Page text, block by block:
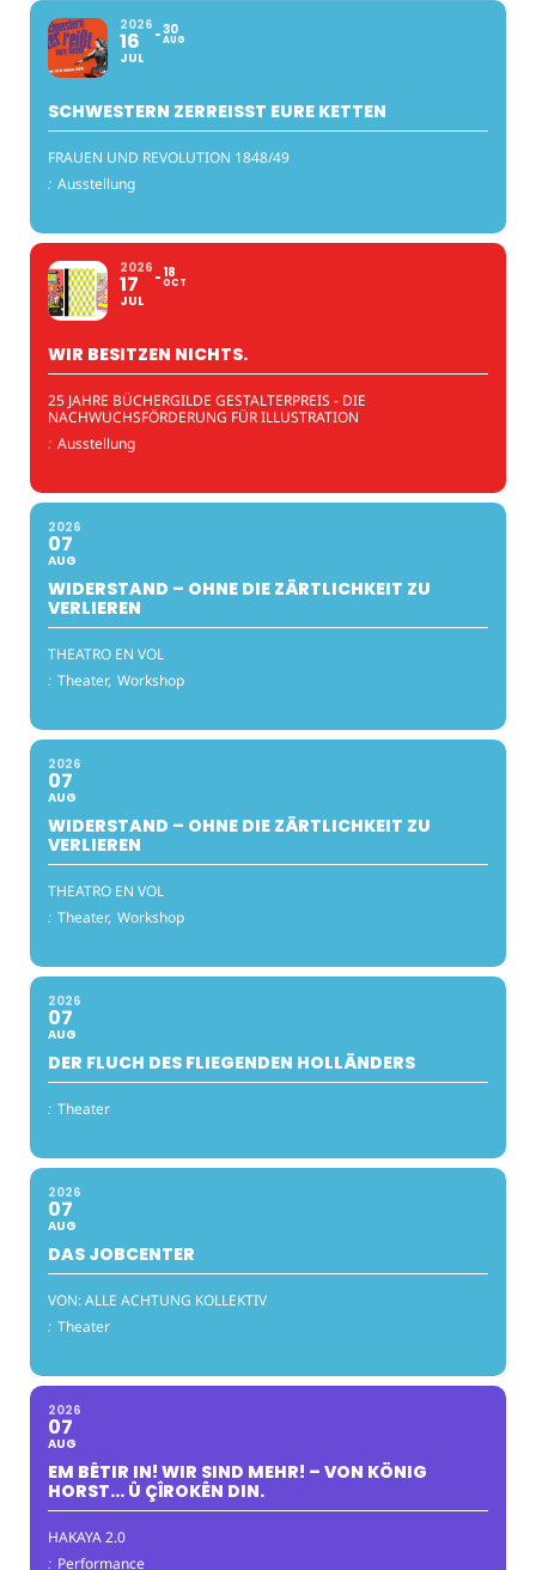
2026
16
JUL
30
AUG
SCHWESTERN ZERREISST EURE KETTEN
FRAUEN UND REVOLUTION 1848/49
: Ausstellung
2026
17
JUL
18
OCT
WIR BESITZEN NICHTS.
25 JAHRE BÜCHERGILDE GESTALTERPREIS - DIE
NACHWUCHSFÖRDERUNG FÜR ILLUSTRATION
: Ausstellung
2026
07
AUG
WIDERSTAND – OHNE DIE ZÄRTLICHKEIT ZU
VERLIEREN
THEATRO EN VOL
: Theater, Workshop
2026
07
AUG
WIDERSTAND – OHNE DIE ZÄRTLICHKEIT ZU
VERLIEREN
THEATRO EN VOL
: Theater, Workshop
2026
07
AUG
DER FLUCH DES FLIEGENDEN HOLLÄNDERS
: Theater
2026
07
AUG
DAS JOBCENTER
VON: ALLE ACHTUNG KOLLEKTIV
: Theater
2026
07
AUG
EM BÊTIR IN! WIR SIND MEHR! – VON KÖNIG
HORST… Û ÇÎROKÊN DIN.
HAKAYA 2.0
: Performance